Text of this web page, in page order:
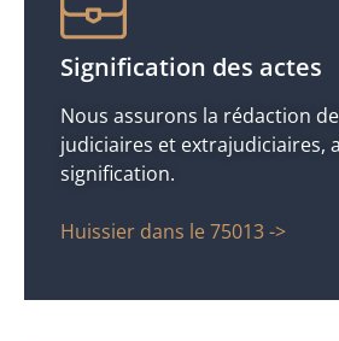
Signification des actes
Nous assurons la rédaction
judiciaires et extrajudiciaires,
signification.
Huissier dans le 75013 ->